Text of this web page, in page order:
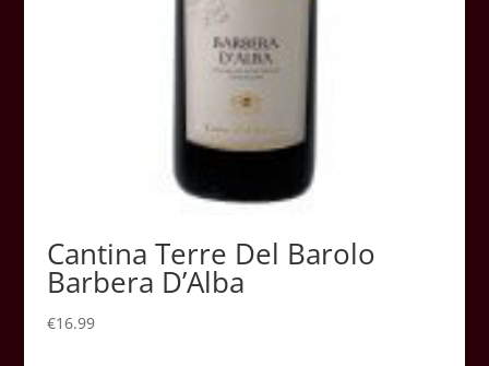
Cantina Terre Del Barolo
Barbera D’Alba
€16.99